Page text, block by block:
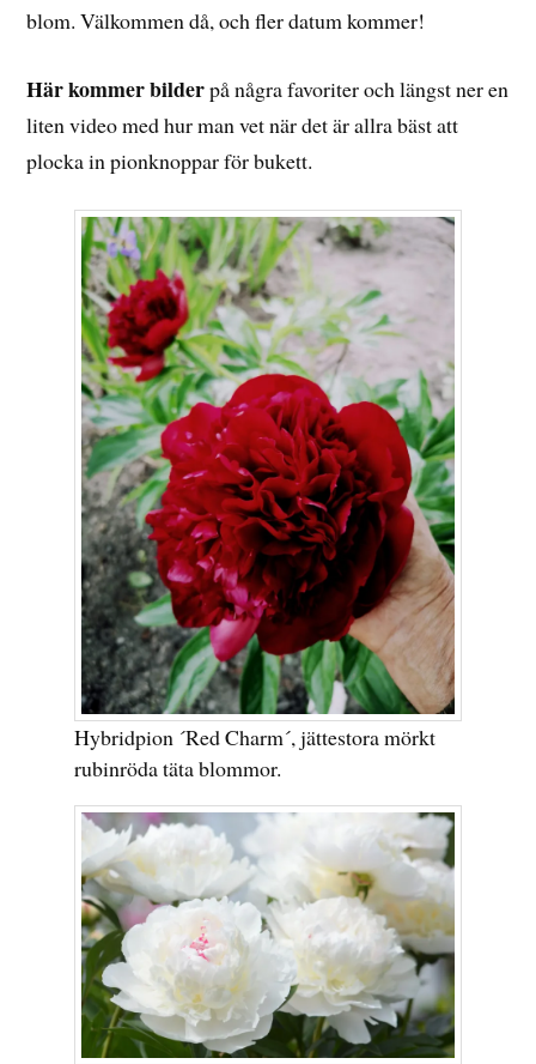
blom. Välkommen då, och fler datum kommer!
Här kommer bilderpå några favoriter och längst ner en
liten video med hur man vet när det är allra bäst att
plocka in pionknoppar för bukett.
Hybridpion ´Red Charm´, jättestora mörkt
rubinröda täta blommor.